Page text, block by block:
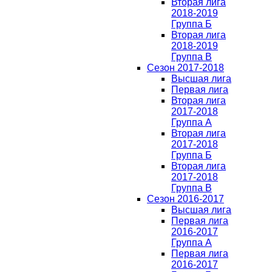
Вторая лига
2018-2019
Группа Б
Вторая лига
2018-2019
Группа В
Сезон 2017-2018
Высшая лига
Первая лига
Вторая лига
2017-2018
Группа А
Вторая лига
2017-2018
Группа Б
Вторая лига
2017-2018
Группа В
Сезон 2016-2017
Высшая лига
Первая лига
2016-2017
Группа А
Первая лига
2016-2017